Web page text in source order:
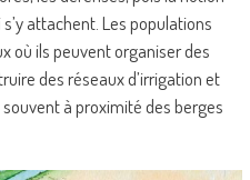
attachent. Les populations
où ils peuvent organiser des
des réseaux d’irrigation et
à proximité des berges